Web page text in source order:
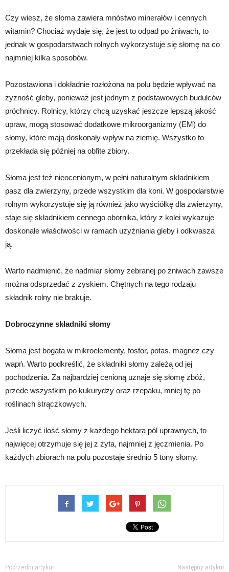
Czy wiesz, że słoma zawiera mnóstwo minerałów i cennych
witamin? Chociaż wydaje się, że jest to odpad po żniwach, to
jednak w gospodarstwach rolnych wykorzystuje się słomę na co
najmniej kilka sposobów.
Pozostawiona i dokładnie rozłożona na polu będzie wpływać na
żyzność gleby, ponieważ jest jednym z podstawowych budulców
próchnicy. Rolnicy, którzy chcą uzyskać jeszcze lepszą jakość
upraw, mogą stosować dodatkowe mikroorganizmy (EM) do
słomy, które mają doskonały wpływ na ziemię. Wszystko to
przekłada się później na obfite zbiory.
Słoma jest też nieocenionym, w pełni naturalnym składnikiem
pasz dla zwierzyny, przede wszystkim dla koni. W gospodarstwie
rolnym wykorzystuje się ją również jako wyściółkę dla zwierzyny,
staje się składnikiem cennego obornika, który z kolei wykazuje
doskonałe właściwości w ramach użyźniania gleby i odkwasza
ją.
Warto nadmienić, że nadmiar słomy zebranej po żniwach zawsze
można odsprzedać z zyskiem. Chętnych na tego rodzaju
składnik rolny nie brakuje.
Dobroczynne składniki słomy
Słoma jest bogata w mikroelementy, fosfor, potas, magnez czy
wapń. Warto podkreślić, że składniki słomy zależą od jej
pochodzenia. Za najbardziej cenioną uznaje się słomę zbóż,
przede wszystkim po kukurydzy oraz rzepaku, mniej tę po
roślinach strączkowych.
Jeśli liczyć ilość słomy z każdego hektara pól uprawnych, to
najwięcej otrzymuje się jej z żyta, najmniej z jęczmienia. Po
każdych zbiorach na polu pozostaje średnio 5 tony słomy.
Poprzedni artykuł Następny artykuł